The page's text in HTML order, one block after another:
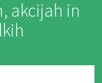
akcijah in